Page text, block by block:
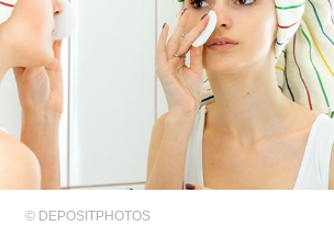
© DEPOSITPHOTOS